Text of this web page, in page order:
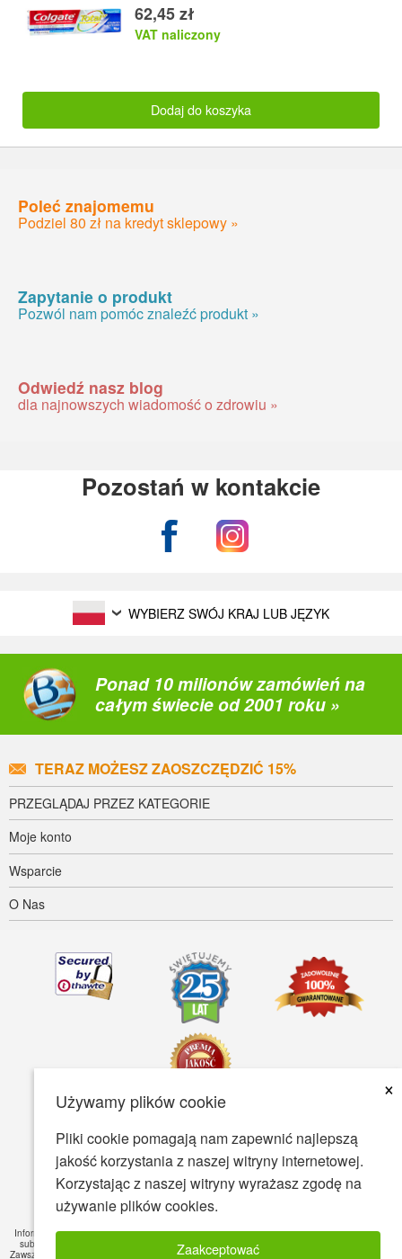
Używamy plików cookie
×
Pliki cookie pomagają nam zapewnić najlepszą
jakość korzystania z naszej witryny internetowej.
Korzystając z naszej witryny wyrażasz zgodę na
używanie plików cookies.
Zaakceptować
62,45 zł
VAT naliczony
Dodaj do koszyka
Poleć znajomemu
Podziel 80 zł na kredyt sklepowy »
Zapytanie o produkt
Pozwól nam pomóc znaleźć produkt »
Odwiedź nasz blog
dla najnowszych wiadomość o zdrowiu »
Pozostań w kontakcie
WYBIERZ SWÓJ KRAJ LUB JĘZYK
Ponad 10 milionów zamówień na
całym świecie od 2001 roku »
TERAZ MOŻESZ ZAOSZCZĘDZIĆ 15%
PRZEGLĄDAJ PRZEZ KATEGORIE
Moje konto
Wsparcie
O Nas
Dostępność Warunki Użytkowania Polityka prywatności
Polityka bezpieczeństwa
© Copyright 2001-2026 BIOVEA. Wszystkie Prawa Zastrzeżone.
Informacje zawarte na tej stronie są przeznaczone tylko dla Twojej wiedzy ogólnej i nie jest
substytutem dla profesjonalnych porad medycznych lub leczenia konkretnych schorzeń.
Zawsze zasięgnąć porady lekarza lub innego wykwalifikowanego pracownika służby zdrowia,